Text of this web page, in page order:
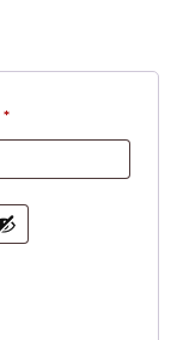
*Obligatorio